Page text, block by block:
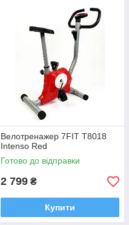
Велотренажер 7FIT T8018
Intenso Red
Готово до відправки
2 799 ₴
Купити